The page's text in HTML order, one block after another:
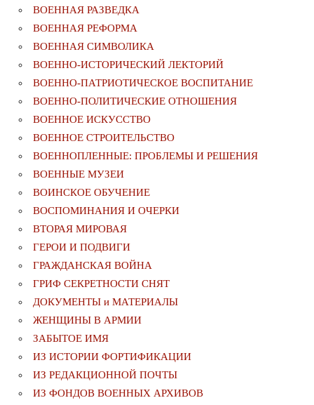
ВОЕННАЯ РАЗВЕДКА
ВОЕННАЯ РЕФОРМА
ВОЕННАЯ СИМВОЛИКА
ВОЕННО-ИСТОРИЧЕСКИЙ ЛЕКТОРИЙ
ВОЕННО-ПАТРИОТИЧЕСКОЕ ВОСПИТАНИЕ
ВОЕННО-ПОЛИТИЧЕСКИE ОТНОШЕНИЯ
ВОЕННОЕ ИСКУССТВО
ВОЕННОЕ СТРОИТЕЛЬСТВО
ВОЕННОПЛЕННЫЕ: ПРОБЛЕМЫ И РЕШЕНИЯ
ВОЕННЫЕ МУЗЕИ
ВОИНСКОЕ ОБУЧЕНИЕ
ВОСПОМИНАНИЯ И ОЧЕРКИ
ВТОРАЯ МИРОВАЯ
ГЕРОИ И ПОДВИГИ
ГРАЖДАНСКАЯ ВОЙНА
ГРИФ СЕКРЕТНОСТИ СНЯТ
ДОКУМЕНТЫ и МАТЕРИАЛЫ
ЖЕНЩИНЫ В АРМИИ
ЗАБЫТОЕ ИМЯ
ИЗ ИСТОРИИ ФОРТИФИКАЦИИ
ИЗ РЕДАКЦИОННОЙ ПОЧТЫ
ИЗ ФОНДОВ ВОЕННЫХ АРХИВОВ